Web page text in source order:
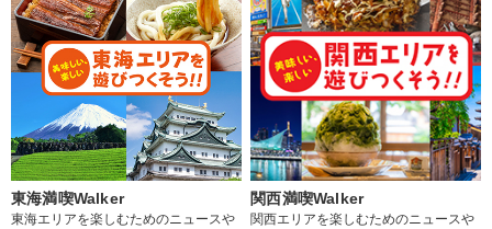
東海満喫Walker
東海エリアを楽しむためのニュースや
関西満喫Walker
関西エリアを楽しむためのニュースや